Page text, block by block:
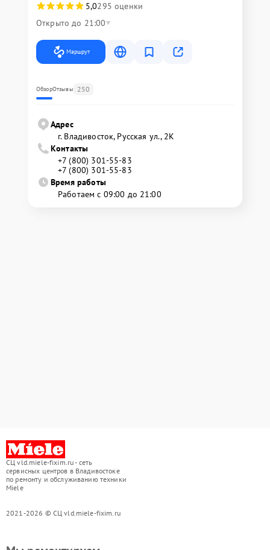
5,0295 оценки
Открыто до 21:00
Маршрут
ОбзорОтзывы 250
Адрес
г. Владивосток, Русская ул., 2К
Контакты
+7 (800) 301-55-83
+7 (800) 301-55-83
Время работы
Работаем с 09:00 до 21:00
СЦ vld.miele-fixim.ru - сеть
сервисных центров в Владивостоке
по ремонту и обслуживанию техники
Miele
2021-2026 © СЦ vld.miele-fixim.ru